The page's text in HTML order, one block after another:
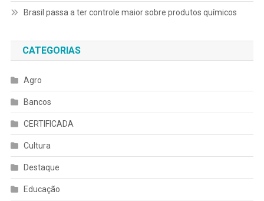
Brasil passa a ter controle maior sobre produtos químicos
CATEGORIAS
Agro
Bancos
CERTIFICADA
Cultura
Destaque
Educação